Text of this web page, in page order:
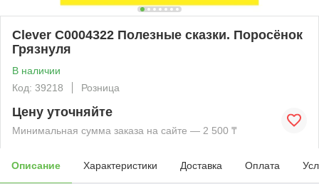
Clever C0004322 Полезные сказки. Поросёнок
Грязнуля
В наличии
Код: 39218
Розница
Цену уточняйте
Минимальная сумма заказа на сайте — 2 500 ₸
Описание Характеристики Доставка Оплата